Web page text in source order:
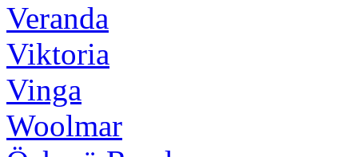
Veranda
Viktoria
Vinga
Woolmar